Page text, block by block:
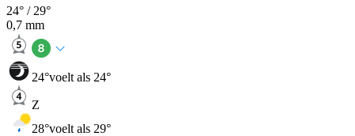
24° / 29°
0,7 mm
24°voelt als 24°
Z
28°voelt als 29°